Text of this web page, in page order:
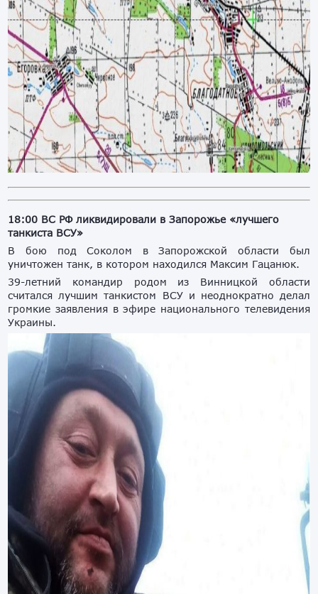
18:00 ВС РФ ликвидировали в Запорожье «лучшего
танкиста ВСУ»
В бою под Соколом в Запорожской области был
уничтожен танк, в котором находился Максим Гацанюк.
39-летний командир родом из Винницкой области
считался лучшим танкистом ВСУ и неоднократно делал
громкие заявления в эфире национального телевидения
Украины.